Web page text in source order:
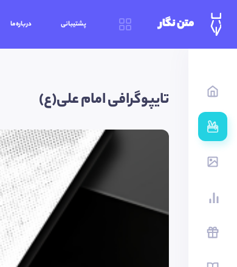
متن نگار پشتیبانی درباره‌ما
تایپوگرافی امام علی(ع)